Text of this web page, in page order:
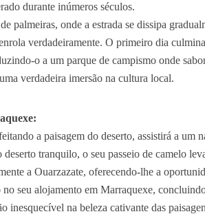
durante inúmeros séculos.
palmeiras, onde a estrada se dissipa
verdadeiramente. O primeiro dia
o a um parque de campismo onde
verdadeira imersão na cultura local.
a paisagem do deserto, assistirá a um
tranquilo, o seu passeio de camelo
a Ouarzazate, oferecendo-lhe a
seu alojamento em Marraquexe,
inesquecível na beleza cativante das